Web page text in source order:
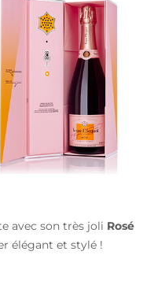
avec son très joli Rosé
élégant et stylé !